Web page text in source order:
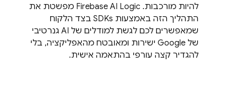
להיות מורכבות. ‫Firebase AI Logic מפשטת את
התהליך הזה באמצעות SDKs בצד הלקוח
שמאפשרים לכם לגשת למודלים של AI גנרטיבי
של Google ישירות ומאובטח מהאפליקציה, בלי
להגדיר קצה עורפי בהתאמה אישית.